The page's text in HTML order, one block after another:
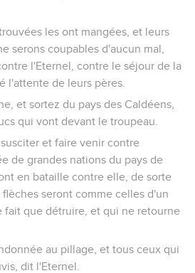
les ont mangées, et leurs
serons coupables d'aucun mal,
l'Eternel, contre le séjour de la
l'attente de leurs pères.
et sortez du pays des Caldéens,
qui vont devant le troupeau.
et faire venir contre
de grandes nations du pays de
en bataille contre elle, de sorte
seront comme celles d'un
fait que détruire, et qui ne retourne
au pillage, et tous ceux qui
dit l'Eternel.